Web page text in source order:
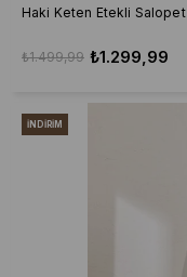
Haki Keten Etekli Salopet
₺1.299,99
₺1.499,99
İNDIRIM